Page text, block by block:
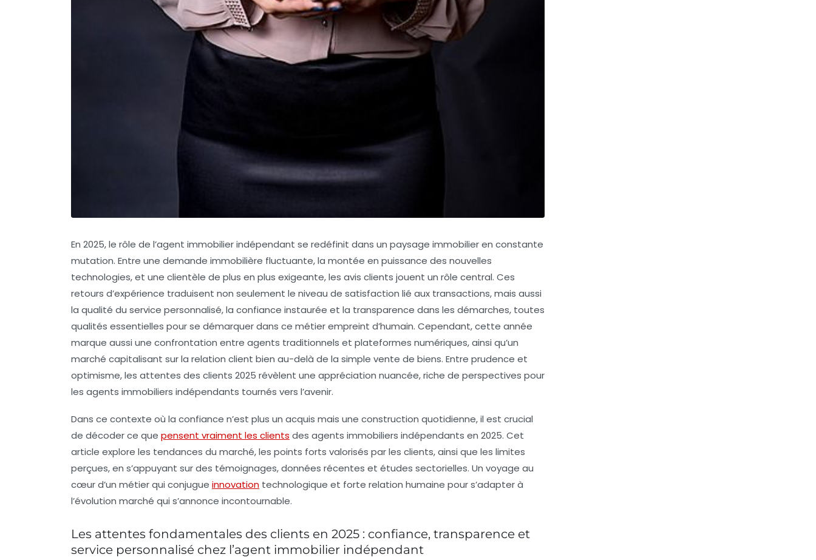
En 2025, le rôle de l’agent immobilier indépendant se redéfinit dans un paysage immobilier en constante
mutation. Entre une demande immobilière fluctuante, la montée en puissance des nouvelles
technologies, et une clientèle de plus en plus exigeante, les avis clients jouent un rôle central. Ces
retours d’expérience traduisent non seulement le niveau de satisfaction lié aux transactions, mais aussi
la qualité du service personnalisé, la confiance instaurée et la transparence dans les démarches, toutes
qualités essentielles pour se démarquer dans ce métier empreint d’humain. Cependant, cette année
marque aussi une confrontation entre agents traditionnels et plateformes numériques, ainsi qu’un
marché capitalisant sur la relation client bien au-delà de la simple vente de biens. Entre prudence et
optimisme, les attentes des clients 2025 révèlent une appréciation nuancée, riche de perspectives pour
les agents immobiliers indépendants tournés vers l’avenir.
Dans ce contexte où la confiance n’est plus un acquis mais une construction quotidienne, il est crucial
de décoder ce que pensent vraiment les clients des agents immobiliers indépendants en 2025. Cet
article explore les tendances du marché, les points forts valorisés par les clients, ainsi que les limites
perçues, en s’appuyant sur des témoignages, données récentes et études sectorielles. Un voyage au
cœur d’un métier qui conjugue innovation technologique et forte relation humaine pour s’adapter à
l’évolution marché qui s’annonce incontournable.
Les attentes fondamentales des clients en 2025 : confiance, transparence et
service personnalisé chez l’agent immobilier indépendant